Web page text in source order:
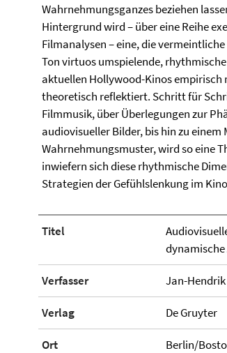
Wahrnehmungsganzes beziehen
Hintergrund wird – über eine Reihe
Filmanalysen – eine, die
Ton virtuos umspielende,
aktuellen Hollywood-Kinos empirisch
theoretisch reflektiert. Schritt für
Filmmusik, über Überlegungen zur
audiovisueller Bilder, bis hin zu
Wahrnehmungsmuster, wird so eine
inwiefern sich diese rhythmische
Strategien der Gefühlslenkung im
Titel
dynamische
Verfasser Jan-
Verlag De Gruyter
Ort Berlin/